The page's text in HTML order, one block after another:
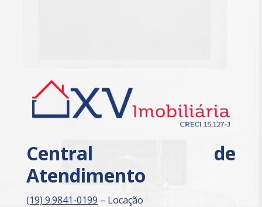
Central de
Atendimento
(19) 9.9841-0199 – Locação